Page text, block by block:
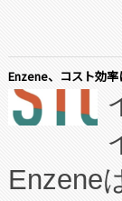
Enzene、コスト効
Enzene